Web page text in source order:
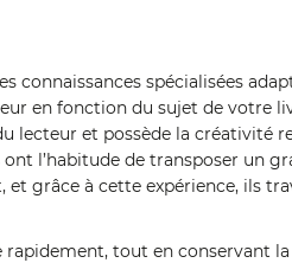
connaissances spécialisées
en fonction du sujet de votre
lecteur et possède la créativité
l’habitude de transposer un
grâce à cette expérience, ils
tout en conservant